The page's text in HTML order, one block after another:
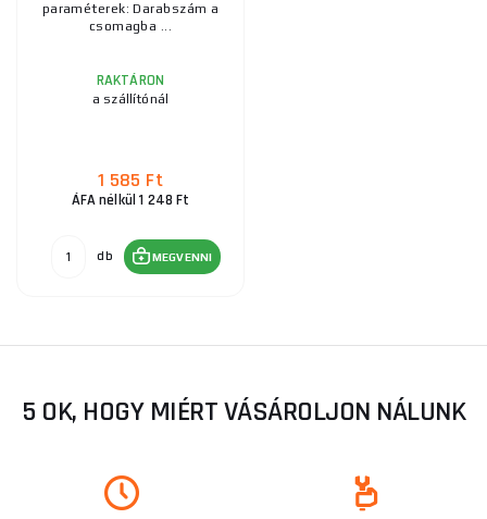
paraméterek: Darabszám a
csomagba ...
RAKTÁRON
a szállítónál
1 585 Ft
ÁFA nélkül 1 248 Ft
db MEGVENNI
5 OK, HOGY MIÉRT VÁSÁROLJON NÁLUNK